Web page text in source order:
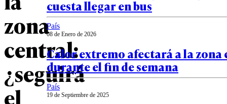
zona
central:
¿seguirá
el
cuesta llegar en bus
País
08 de Enero de 2026
Calor extremo afectará a la zona
durante el fin de semana
País
19 de Septiembre de 2025